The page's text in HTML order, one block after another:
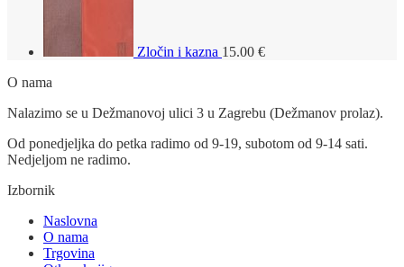
Zločin i kazna 15.00 €
O nama
Nalazimo se u Dežmanovoj ulici 3 u Zagrebu (Dežmanov prolaz).
Od ponedjeljka do petka radimo od 9-19, subotom od 9-14 sati.
Nedjeljom ne radimo.
Izbornik
Naslovna
O nama
Trgovina